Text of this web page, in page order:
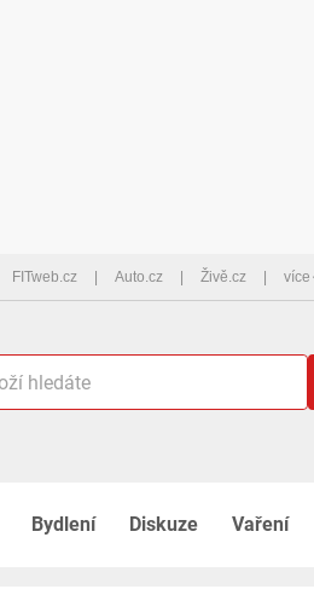
FITweb.cz Auto.cz Živě.cz více
Bydlení Diskuze Vaření